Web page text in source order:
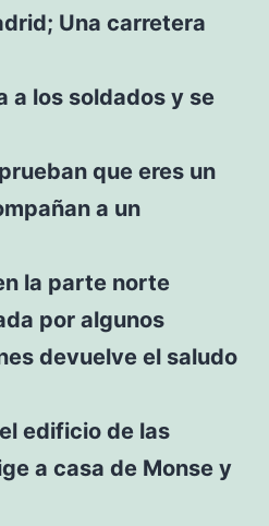
Una carretera
a los soldados y se
que eres un
a un
la parte norte
por algunos
devuelve el saludo
edificio de las
a casa de Monse y